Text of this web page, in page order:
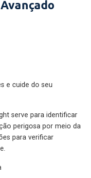
e cuide do seu
serve para identificar
perigosa por meio da
para verificar